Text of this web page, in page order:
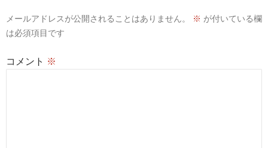
メールアドレスが公開されることはありません。 ※ が付いている欄
は必須項目です
コメント ※